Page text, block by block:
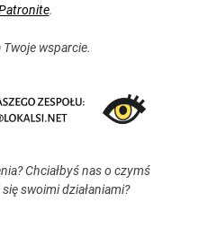
.
wsparcie.
Chciałbyś nas o czymś
swoimi działaniami?